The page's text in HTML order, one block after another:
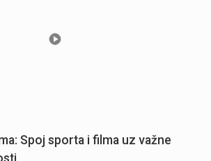
Spoj sporta i filma uz važne